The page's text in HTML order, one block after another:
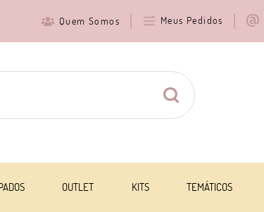
Quem Somos Meus Pedidos
OUTLET KITS TEMÁTICOS